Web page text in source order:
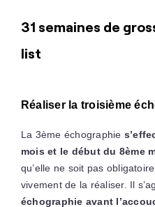
31 semaines de
list
Réaliser la troisième
La 3ème échographie
mois et le début du 8ème
qu’elle ne soit pas
vivement de la réaliser. Il
échographie avant